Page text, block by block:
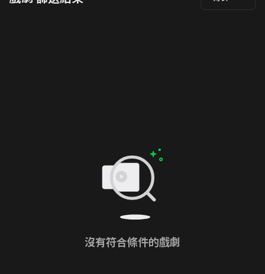
沒有符合條件的戲劇